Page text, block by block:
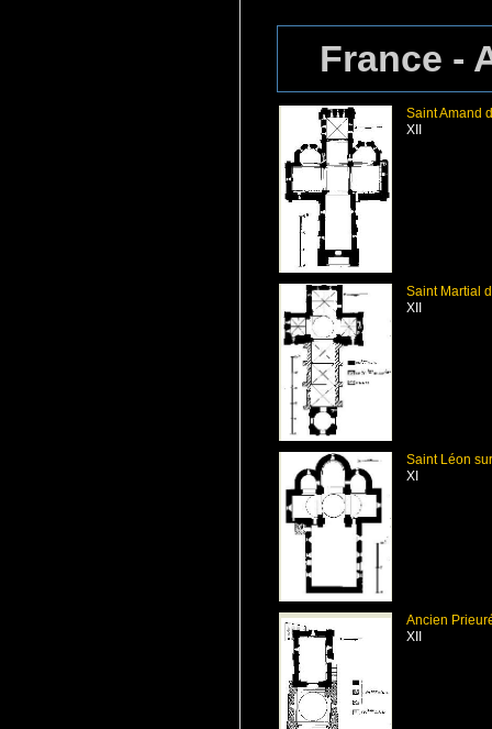
France -
Saint Amand
XII
Saint Martial
XII
Saint Léon
XI
Ancien
XII